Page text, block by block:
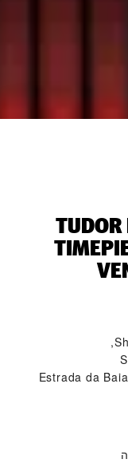
Estrada da